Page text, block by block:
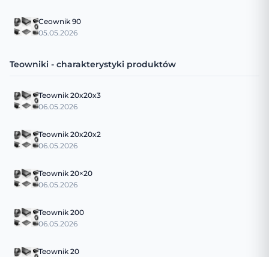
Ceownik 90
05.05.2026
Teowniki - charakterystyki produktów
Teownik 20x20x3
06.05.2026
Teownik 20x20x2
06.05.2026
Teownik 20×20
06.05.2026
Teownik 200
06.05.2026
Teownik 20